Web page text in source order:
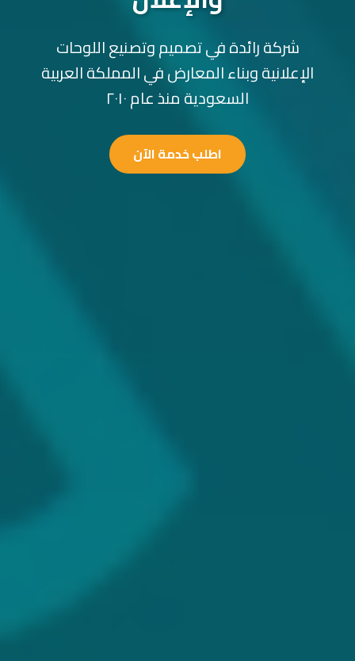
شركة رائدة في تصميم وتصنيع اللوحات
الإعلانية وبناء المعارض في المملكة العربية
السعودية منذ عام ٢٠١٠
اطلب خدمة الآن